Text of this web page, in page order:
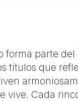
forma parte del
títulos que
vive. Cada